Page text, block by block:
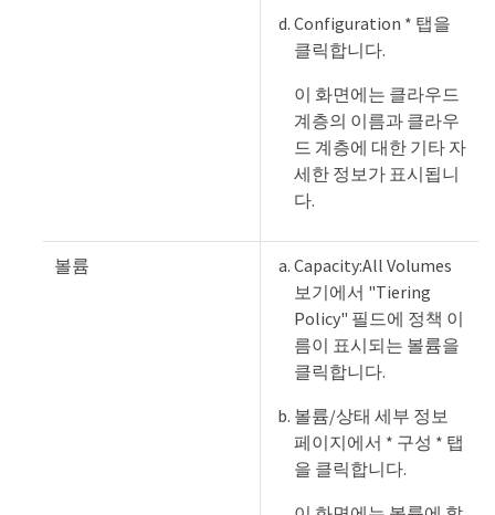
Configuration * 탭을
클릭합니다.
이 화면에는 클라우드
계층의 이름과 클라우
드 계층에 대한 기타 자
세한 정보가 표시됩니
다.
볼륨
Capacity:All Volumes
보기에서 "Tiering
Policy" 필드에 정책 이
름이 표시되는 볼륨을
클릭합니다.
볼륨/상태 세부 정보
페이지에서 * 구성 * 탭
을 클릭합니다.